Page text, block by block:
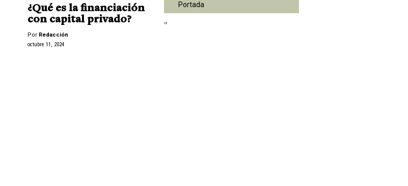
¿Qué es la financiación
con capital privado?
Por Redacción
octubre 11, 2024
Portada
"